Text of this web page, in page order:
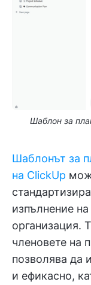
Шаблон за
Шаблонът за
на ClickUp
изпълнение
организация.
членовете на
позволява да
и ефикасно,